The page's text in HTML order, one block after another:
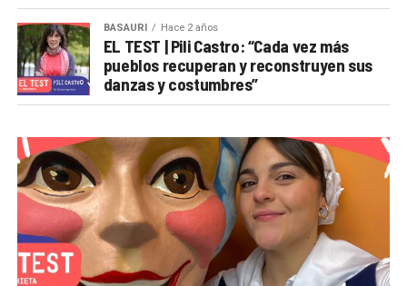
BASAURI Hace 2 años
EL TEST | Pili Castro: “Cada vez más
pueblos recuperan y reconstruyen sus
danzas y costumbres”